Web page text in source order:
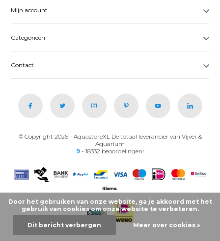
Mijn account
Categorieën
Contact
© Copyright 2026 - AquastoreXL De totaal leverancier van Vijver &
Aquarium
9 - 18332 beoordelingen!
Door het gebruiken van onze website, ga je akkoord met het
gebruik van cookies om onze website te verbeteren.
Dit bericht verbergen Meer over cookies »